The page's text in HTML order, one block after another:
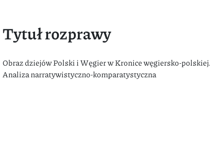
Tytuł rozprawy
Obraz dziejów Polski i Węgier w Kronice węgiersko-polskiej.
Analiza narratywistyczno-komparatystyczna